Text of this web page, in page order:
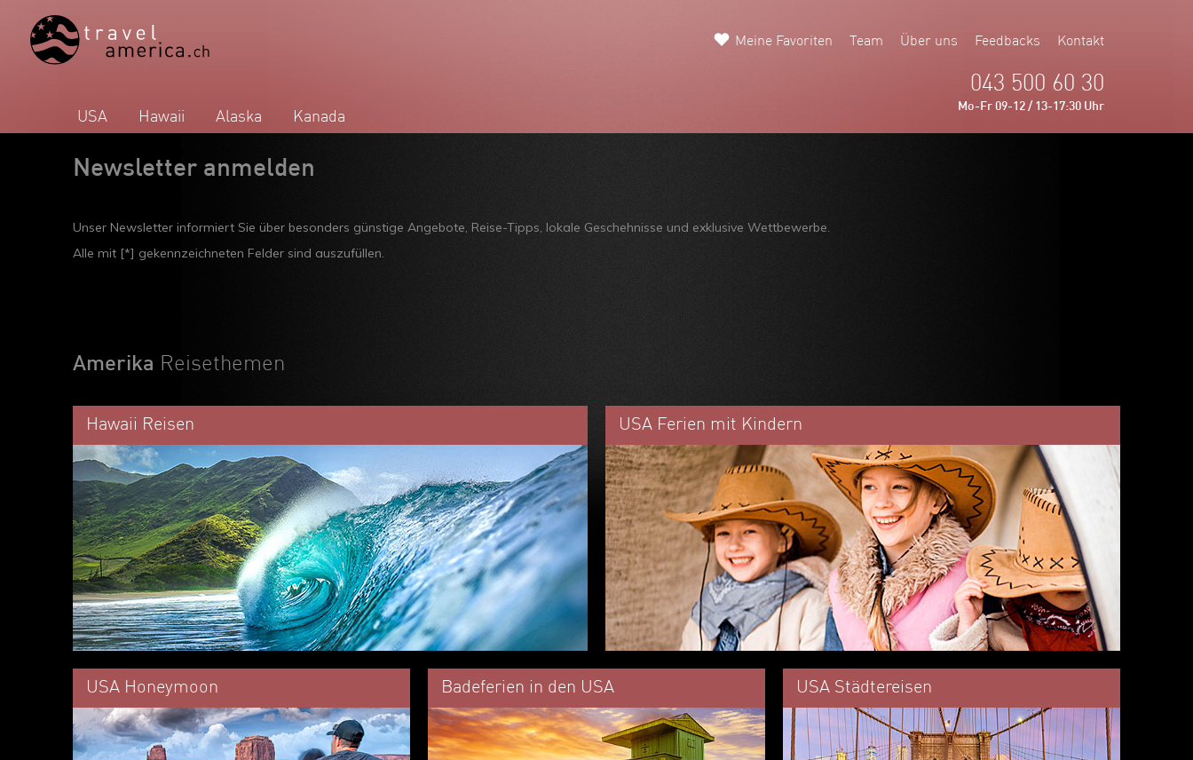
USA Hawaii Alaska Kanada
Meine Favoriten Team Über uns Feedbacks Kontakt
043 500 60 30
Mo-Fr 09-12 / 13-17:30 Uhr
Newsletter anmelden
Unser Newsletter informiert Sie über besonders günstige Angebote, Reise-Tipps, lokale Geschehnisse und exklusive Wettbewerbe.
Alle mit [*] gekennzeichneten Felder sind auszufüllen.
Amerika Reisethemen
Hawaii Reisen USA Ferien mit Kindern
USA Honeymoon Badeferien in den USA USA Städtereisen